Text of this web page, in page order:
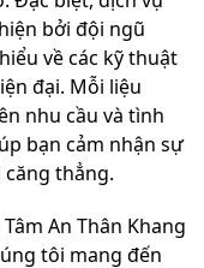
bởi đội ngũ
về các kỹ thuật
đại. Mỗi liệu
nhu cầu và tình
bạn cảm nhận sự
thẳng.
An Thân Khang
tôi mang đến